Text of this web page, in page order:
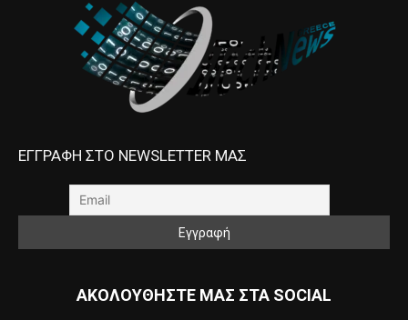
ΕΓΓΡΑΦΗ ΣΤΟ NEWSLETTER ΜΑΣ
ΑΚΟΛΟΥΘΗΣΤΕ ΜΑΣ ΣΤΑ SOCIAL